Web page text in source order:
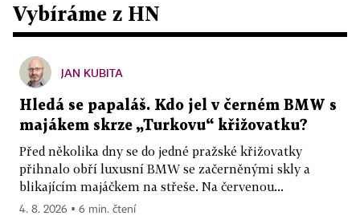
Vybíráme z HN
JAN KUBITA
Hledá se papaláš. Kdo jel v černém BMW s
majákem skrze „Turkovu“ křižovatku?
Před několika dny se do jedné pražské křižovatky
přihnalo obří luxusní BMW se začerněnými skly a
blikajícím majáčkem na střeše. Na červenou...
4. 8. 2026 ▪ 6 min. čtení